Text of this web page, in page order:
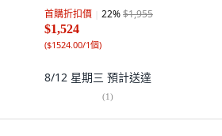
首購折扣價 22%$1,955
$1,524
($1524.00/1個)
8/12 星期三 預計送達
(1)